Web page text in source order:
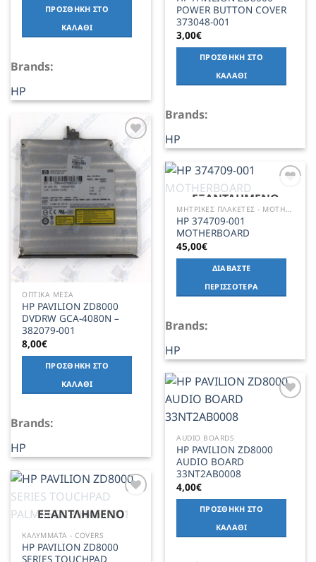
ΠΡΟΣΘΉΚΗ ΣΤΟ
ΚΑΛΆΘΙ
Brands:
HP
POWER BUTTON COVER
373048-001
3,00€
ΠΡΟΣΘΉΚΗ ΣΤΟ
ΚΑΛΆΘΙ
Brands:
HP
Add to
Wishlist
ΟΠΤΙΚΑ ΜΕΣΑ
HP PAVILION ZD8000
DVDRW GCA-4080N –
382079-001
8,00€
ΠΡΟΣΘΉΚΗ ΣΤΟ
ΚΑΛΆΘΙ
Brands:
HP
Add to
Wishlist
ΕΞΑΝΤΛΗΜΈΝΟ
HP 374709-001
MOTHERBOARD
45,00€
ΔΙΑΒΆΣΤΕ
ΠΕΡΙΣΣΌΤΕΡΑ
Brands:
HP
AUDIO BOARDS
HP PAVILION ZD8000
AUDIO BOARD
33NT2AB0008
4,00€
ΠΡΟΣΘΉΚΗ ΣΤΟ
ΚΑΛΆΘΙ
Wishlist
ΕΞΑΝΤΛΗΜΈΝΟ
ΚΑΛΥΜΜΑΤΑ - COVERS
HP PAVILION ZD8000
SERIES TOUCHPAD